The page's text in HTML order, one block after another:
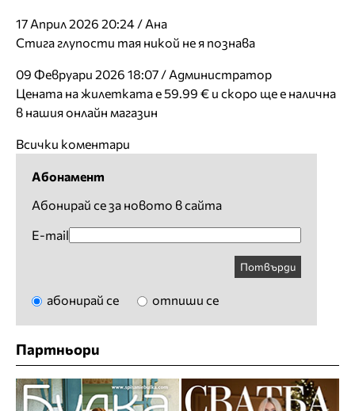
17 Април 2026 20:24 / Ана
Стига глупости тая никой не я познава
09 Февруари 2026 18:07 / Администратор
Цената на жилетката е 59.99 € и скоро ще е налична
в нашия онлайн магазин
Всички коментари
Абонамент
Абонирай се за новото в сайта
E-mail
Потвърди
абонирай се отпиши се
Партньори